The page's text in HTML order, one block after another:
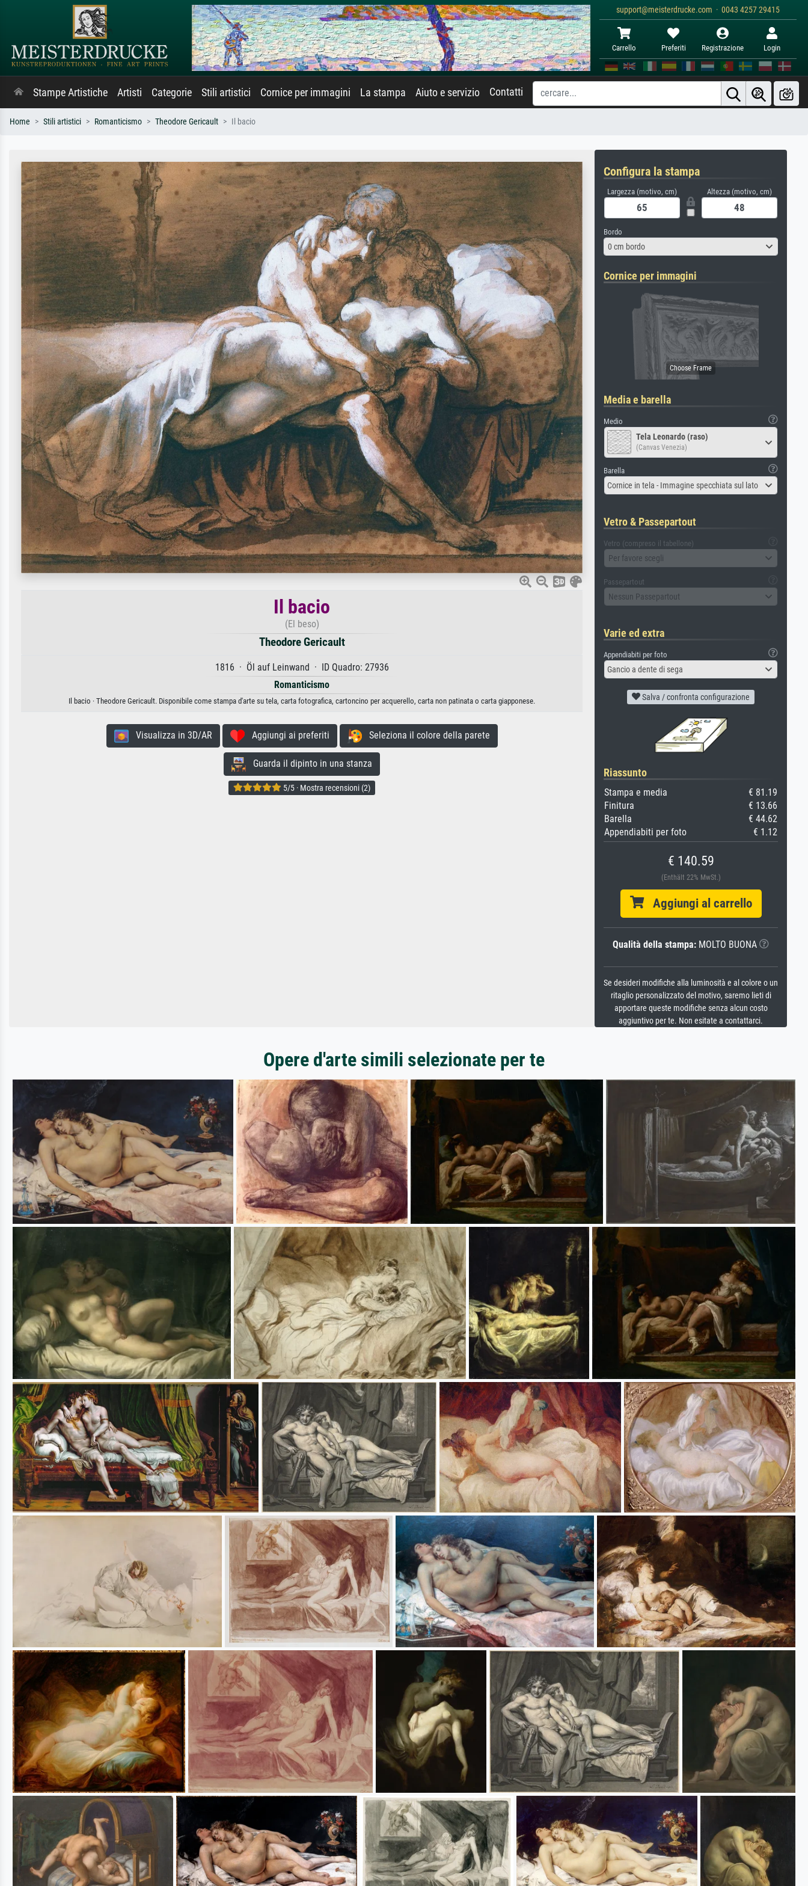
support@meisterdrucke.com · 0043 4257 29415
Carrello Preferiti Registrazione Login
Stampe Artistiche Artisti Categorie Stili artistici Cornice per immagini La stampa Aiuto e servizio Contatti
Home Stili artistici Romanticismo Theodore Gericault Il bacio
Il bacio
(El beso)
Theodore Gericault
1816 · Öl auf Leinwand · ID Quadro: 27936
Romanticismo
Il bacio · Theodore Gericault. Disponibile come stampa d'arte su tela, carta fotografica, cartoncino per acquerello, carta non patinata o carta giapponese.
Visualizza in 3D/AR Aggiungi ai preferiti Seleziona il colore della parete
Guarda il dipinto in una stanza
5/5 · Mostra recensioni (2)
Configura la stampa
Largezza (motivo, cm) Altezza (motivo, cm)
Bordo
0 cm bordo
Cornice per immagini
Media e barella
Medio
Tela Leonardo (raso)
(Canvas Venezia)
Barella
Cornice in tela - Immagine specchiata sul lato
Vetro & Passepartout
Vetro (compreso il tabellone)
Per favore scegli
Passepartout
Nessun Passepartout
Varie ed extra
Appendiabiti per foto
Gancio a dente di sega
Salva / confronta configurazione
Riassunto
Stampa e media
€ 81.19
Finitura
€ 13.66
Barella
€ 44.62
Appendiabiti per foto
€ 1.12
€ 140.59
(Enthält 22% MwSt.)
Aggiungi al carrello
Qualità della stampa: MOLTO BUONA
Se desideri modifiche alla luminosità e al colore o un
ritaglio personalizzato del motivo, saremo lieti di
apportare queste modifiche senza alcun costo
aggiuntivo per te. Non esitate a contattarci.
Opere d'arte simili selezionate per te